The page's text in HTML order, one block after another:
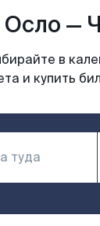
—
в
и купить